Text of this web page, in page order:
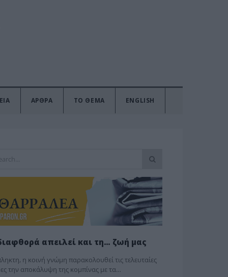
ΑΡΘΡΑ ΤΟ ΘΕΜΑ ENGLISH
απειλεί και τη… ζωή μας
η κοινή γνώμη παρακολουθεί τις τελευταίες
την αποκάλυψη της κο­μπίνας με τα…